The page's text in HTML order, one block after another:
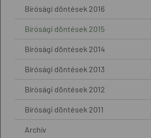
Bírósági döntések 2016
Bírósági döntések 2015
Bírósági döntések 2014
Bírósági döntések 2013
Bírósági döntések 2012
Bírósági döntések 2011
Archív